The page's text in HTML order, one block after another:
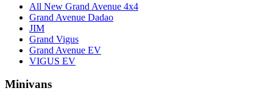
All New Grand Avenue 4x4
Grand Avenue Dadao
JIM
Grand Vigus
Grand Avenue EV
VIGUS EV
Minivans